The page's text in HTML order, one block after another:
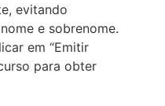
evitando
e sobrenome.
em “Emitir
para obter